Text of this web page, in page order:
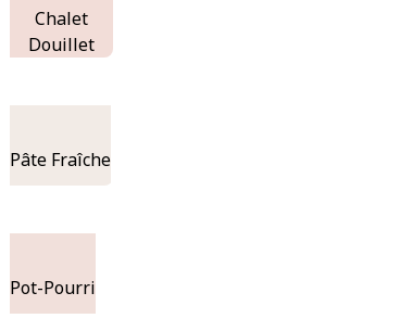
Chalet
Douillet
Pâte Fraîche
Pot-Pourri